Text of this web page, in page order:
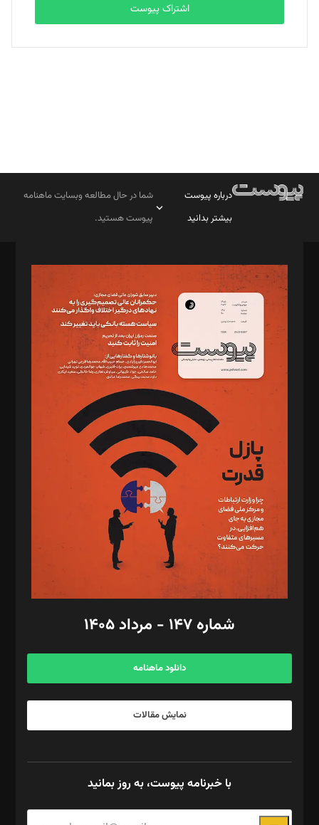
بابک نقاش
تحریریه
اشتراک پیوست
درباره پیوست
بیشتر بدانید
شما در حال مطالعه وبسایت ماهنامه
پیوست هستید.
مدیر مسئول: محمدباقر اثنی‌عشری
سردبیر: مهرک محمودی
دبیر تحریریه: میثم قاسمی
د‌بیر ناداستان: سمانه سمیع
د‌بیر خدمت و تجارت: ابوالفضل رجبی
د‌بیر حقوق فناوری: حسام‌الدین ایپکچی
د‌بیر پیوست جهان: مینا پاکدل
د‌بیر تحریریه آنلاین: بابک نقاش
تحریریه‌: مجتبی محمود‌ی، آرش برهمند، یسنا امان‌پور، سروش کرمیان،
مصطفی مسجدی آرانی، ابوالفضل رجبی، زهرا فکرانه، فائزه فتحی
رستمی،مصطفی باستان
ویرایش: نگار استاد‌‌آقا
طراح یونیفرم: مجید توکلی
فیلمبرداری و عکاسی: امیر شفیعی، مانی لطفی زاده
گرافیک و صفحه‌آرایی: سید‌سبحان‌علی ثابت
مد‌یر توسعه تجاری: کامبیز برید‌
امور مالی: شاپور رهبری، محمد‌ کاظمی‌نیا
آگهی و مشترکین: ۰۹۱۹۹۹۹۰۴۵۴
شماره ۱۴۷ - مرداد ۱۴۰۵
دانلود ماهنامه
نمایش مقالات
با خبرنامه پیوست، به روز بمانید